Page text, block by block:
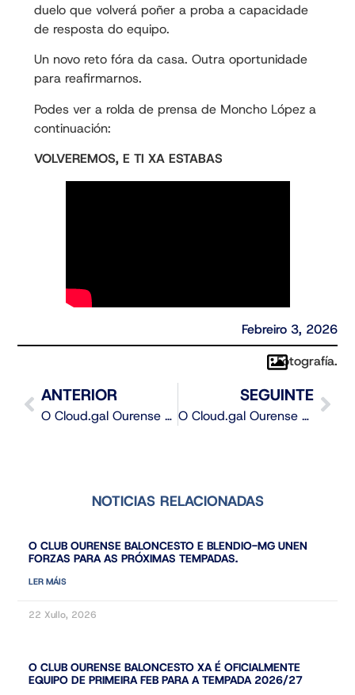
duelo que volverá poñer a proba a capacidade
de resposta do equipo.
Un novo reto fóra da casa. Outra oportunidade
para reafirmarnos.
Podes ver a rolda de prensa de Moncho López a
continuación:
VOLVEREMOS, E TI XA ESTABAS
Febreiro 3, 2026
Fotografía.
ANTERIOR
O Cloud.gal Ourense Baloncesto cae no tramo final ante o Flexicar Fuenlabrada
SEGUINTE
O Cloud.gal Ourense Baloncesto cae ante o Flexicar Fuenlabrada
NOTICIAS RELACIONADAS
O CLUB OURENSE BALONCESTO E BLENDIO-MG UNEN
FORZAS PARA AS PRÓXIMAS TEMPADAS.
LER MÁIS
22 Xullo, 2026
O CLUB OURENSE BALONCESTO XA É OFICIALMENTE
EQUIPO DE PRIMEIRA FEB PARA A TEMPADA 2026/27